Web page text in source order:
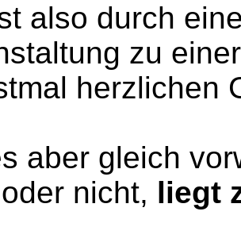
also durch
zu
herzlichen
aber gleich
nicht, liegt